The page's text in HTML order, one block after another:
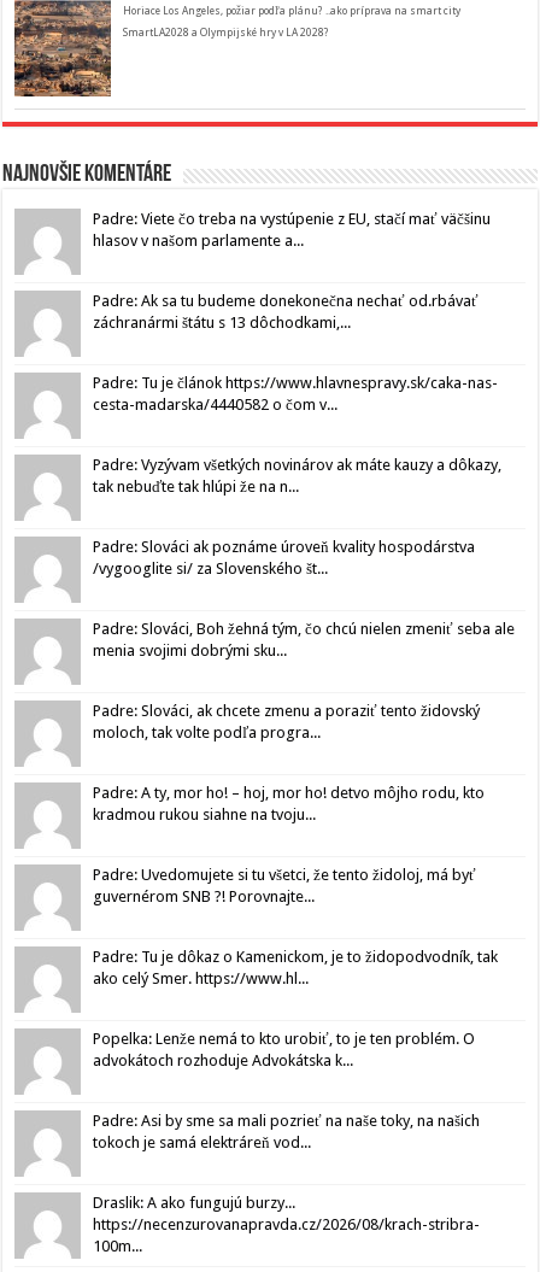
Horiace Los Angeles, požiar podľa plánu? ..ako príprava na smart city
SmartLA2028 a Olympijské hry v LA 2028?
Najnovšie komentáre
Padre: Viete čo treba na vystúpenie z EU, stačí mať väčšinu
hlasov v našom parlamente a...
Padre: Ak sa tu budeme donekonečna nechať od.rbávať
záchranármi štátu s 13 dôchodkami,...
Padre: Tu je článok https://www.hlavnespravy.sk/caka-nas-
cesta-madarska/4440582 o čom v...
Padre: Vyzývam všetkých novinárov ak máte kauzy a dôkazy,
tak nebuďte tak hlúpi že na n...
Padre: Slováci ak poznáme úroveň kvality hospodárstva
/vygooglite si/ za Slovenského št...
Padre: Slováci, Boh žehná tým, čo chcú nielen zmeniť seba ale
menia svojimi dobrými sku...
Padre: Slováci, ak chcete zmenu a poraziť tento židovský
moloch, tak volte podľa progra...
Padre: A ty, mor ho! – hoj, mor ho! detvo môjho rodu, kto
kradmou rukou siahne na tvoju...
Padre: Uvedomujete si tu všetci, že tento židoloj, má byť
guvernérom SNB ?! Porovnajte...
Padre: Tu je dôkaz o Kamenickom, je to židopodvodník, tak
ako celý Smer. https://www.hl...
Popelka: Lenže nemá to kto urobiť, to je ten problém. O
advokátoch rozhoduje Advokátska k...
Padre: Asi by sme sa mali pozrieť na naše toky, na našich
tokoch je samá elektráreň vod...
Draslik: A ako fungujú burzy...
https://necenzurovanapravda.cz/2026/08/krach-stribra-
100m...